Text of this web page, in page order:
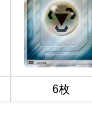
6枚